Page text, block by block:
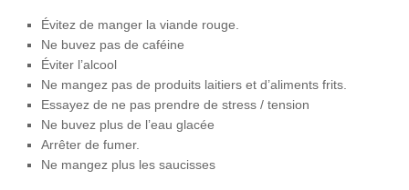
Évitez de manger la viande rouge.
Ne buvez pas de caféine
Éviter l’alcool
Ne mangez pas de produits laitiers et d’aliments frits.
Essayez de ne pas prendre de stress / tension
Ne buvez plus de l’eau glacée
Arrêter de fumer.
Ne mangez plus les saucisses